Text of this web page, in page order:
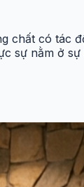
chất có tác
sự nằm ở